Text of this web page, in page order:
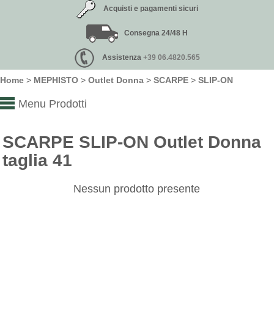
Acquisti e pagamenti sicuri
Consegna 24/48 H
Assistenza +39 06.4820.565
Home > MEPHISTO > Outlet Donna > SCARPE > SLIP-ON
Menu Prodotti
SCARPE SLIP-ON Outlet Donna
taglia 41
Nessun prodotto presente